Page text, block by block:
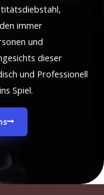
immer
und
dieser
und Professionell
Spiel.